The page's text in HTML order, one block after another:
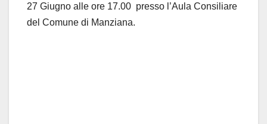
27 Giugno alle ore 17.00 presso l’Aula Consiliare
del Comune di Manziana.